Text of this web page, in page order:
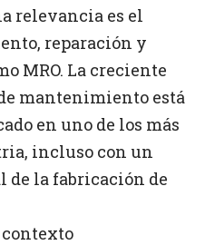
relevancia es el
reparación y
MRO. La creciente
mantenimiento está
en uno de los más
incluso con un
de la fabricación de
contexto